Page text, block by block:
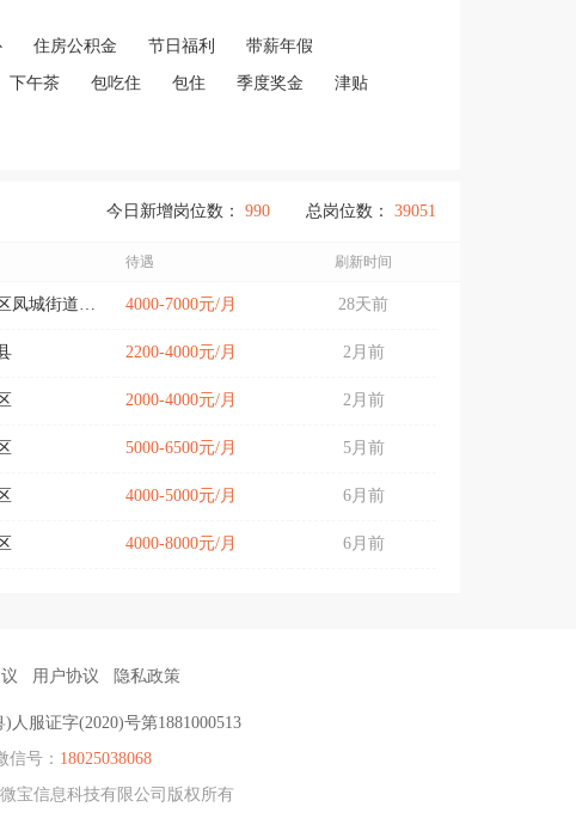
住房公积金 节日福利 带薪年假
下午茶 包吃住 包住 季度奖金 津贴
总岗位数： 39051
今日新增岗位数： 990
待遇 刷新时间
清城区凤城街道（旧城） 4000-7000元/月 28天前
2200-4000元/月 2月前
2000-4000元/月 2月前
5000-6500元/月 5月前
4000-5000元/月 6月前
4000-8000元/月 6月前
用户协议 隐私政策
)人服证字(2020)号第1881000513
信号： 18025038068
宝信息科技有限公司版权所有